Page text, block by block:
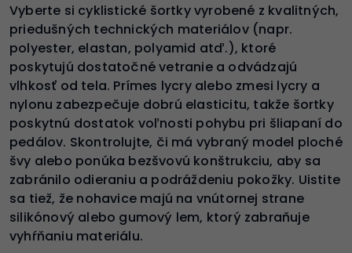
Vyberte si cyklistické šortky vyrobené z kvalitných,
priedušných technických materiálov (napr.
polyester, elastan, polyamid atď.), ktoré
poskytujú dostatočné vetranie a odvádzajú
vlhkosť od tela. Prímes lycry alebo zmesi lycry a
nylonu zabezpečuje dobrú elasticitu, takže šortky
poskytnú dostatok voľnosti pohybu pri šliapaní do
pedálov. Skontrolujte, či má vybraný model ploché
švy alebo ponúka bezšvovú konštrukciu, aby sa
zabránilo odieraniu a podráždeniu pokožky. Uistite
sa tiež, že nohavice majú na vnútornej strane
silikónový alebo gumový lem, ktorý zabraňuje
vyhŕňaniu materiálu.